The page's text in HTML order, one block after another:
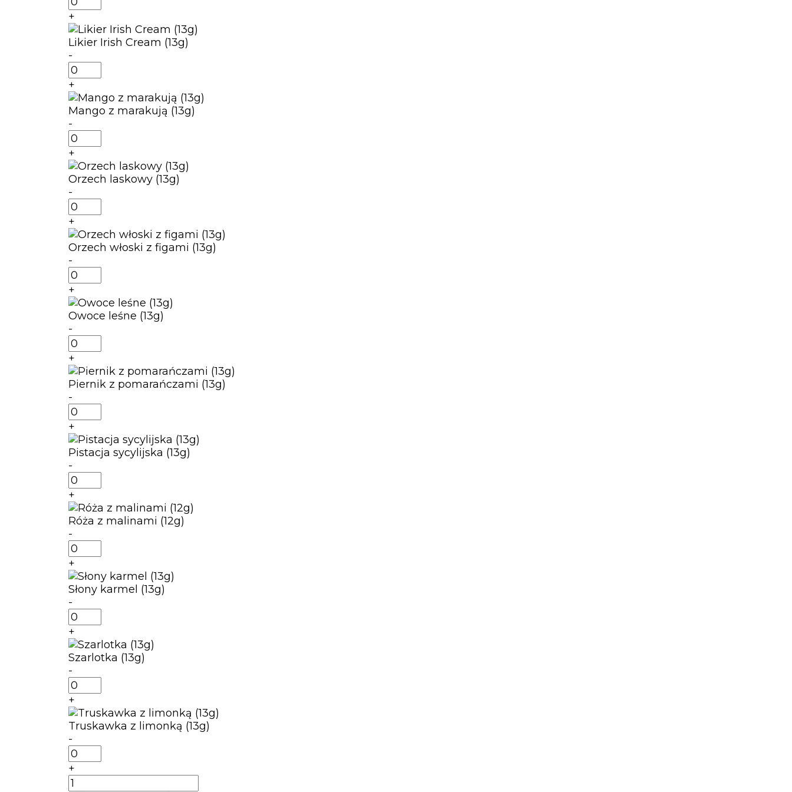
Kwiat
czarnego
bzu
+
Likier Irish Cream (13g)
-
ilość
Likier
Irish
Cream
+
Mango z marakują (13g)
-
ilość
Mango
z
marakują
+
Orzech laskowy (13g)
-
ilość
Orzech
laskowy
(13g)
+
Orzech włoski z figami (13g)
-
ilość
Orzech
włoski
z
(13g)
+
Owoce leśne (13g)
-
ilość
Owoce
leśne
(13g)
+
Piernik z pomarańczami (13g)
-
ilość
Piernik
z
pomarańczami
+
Pistacja sycylijska (13g)
-
ilość
Pistacja
sycylijska
(13g)
+
Róża z malinami (12g)
-
ilość
Róża
z
malinami
(12g)
+
Słony karmel (13g)
-
ilość
Słony
karmel
(13g)
+
Szarlotka (13g)
-
ilość
Szarlotka
(13g)
+
Truskawka z limonką (13g)
-
ilość
Truskawka
z
+
ilość